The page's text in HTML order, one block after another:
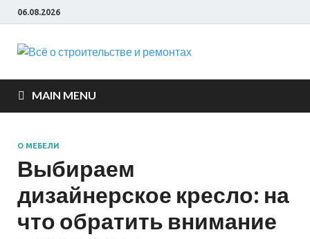
06.08.2026
Всё о
MAIN MENU
О МЕБЕЛИ
Выбираем
дизайнерское кресло: на
что обратить внимание